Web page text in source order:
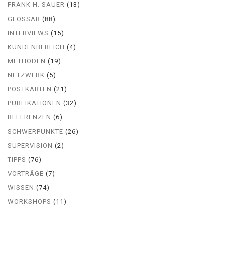
FRANK H. SAUER (13)
GLOSSAR (88)
INTERVIEWS (15)
KUNDENBEREICH (4)
METHODEN (19)
NETZWERK (5)
POSTKARTEN (21)
PUBLIKATIONEN (32)
REFERENZEN (6)
SCHWERPUNKTE (26)
SUPERVISION (2)
TIPPS (76)
VORTRÄGE (7)
WISSEN (74)
WORKSHOPS (11)